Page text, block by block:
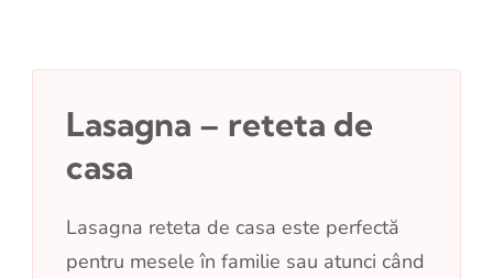
Lasagna – reteta de
casa
Lasagna reteta de casa este perfectă
pentru mesele în familie sau atunci când